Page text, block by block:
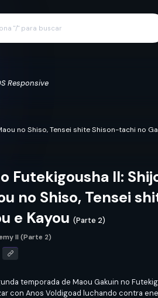
Responsive
no Shiso, Tensei shite Shison-tachi no
Futekigousha II:
no Shiso, Tensei
e Kayou (Parte 2)
II (Parte 2)
temporada de Maou Gakuin no
con Anos Voldigoad luchando contra